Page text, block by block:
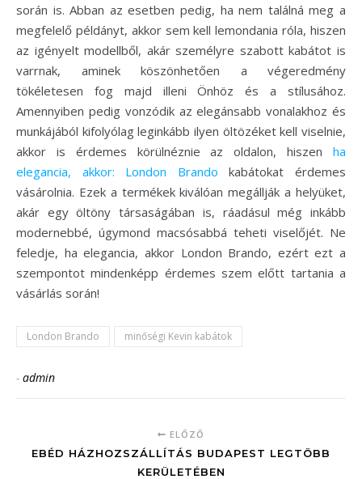
során is. Abban az esetben pedig, ha nem találná meg a
megfelelő példányt, akkor sem kell lemondania róla, hiszen
az igényelt modellből, akár személyre szabott kabátot is
varrnak, aminek köszönhetően a végeredmény
tökéletesen fog majd illeni Önhöz és a stílusához.
Amennyiben pedig vonzódik az elegánsabb vonalakhoz és
munkájából kifolyólag leginkább ilyen öltözéket kell viselnie,
akkor is érdemes körülnéznie az oldalon, hiszen ha
elegancia, akkor: London Brando kabátokat érdemes
vásárolnia. Ezek a termékek kiválóan megállják a helyüket,
akár egy öltöny társaságában is, ráadásul még inkább
modernebbé, úgymond macsósabbá teheti viselőjét. Ne
feledje, ha elegancia, akkor London Brando, ezért ezt a
szempontot mindenképp érdemes szem előtt tartania a
vásárlás során!
London Brando minőségi Kevin kabátok
- admin
ELŐZŐ
EBÉD HÁZHOZSZÁLLÍTÁS BUDAPEST LEGTÖBB
KERÜLETÉBEN